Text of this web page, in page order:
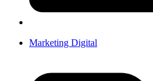
Marketing Digital